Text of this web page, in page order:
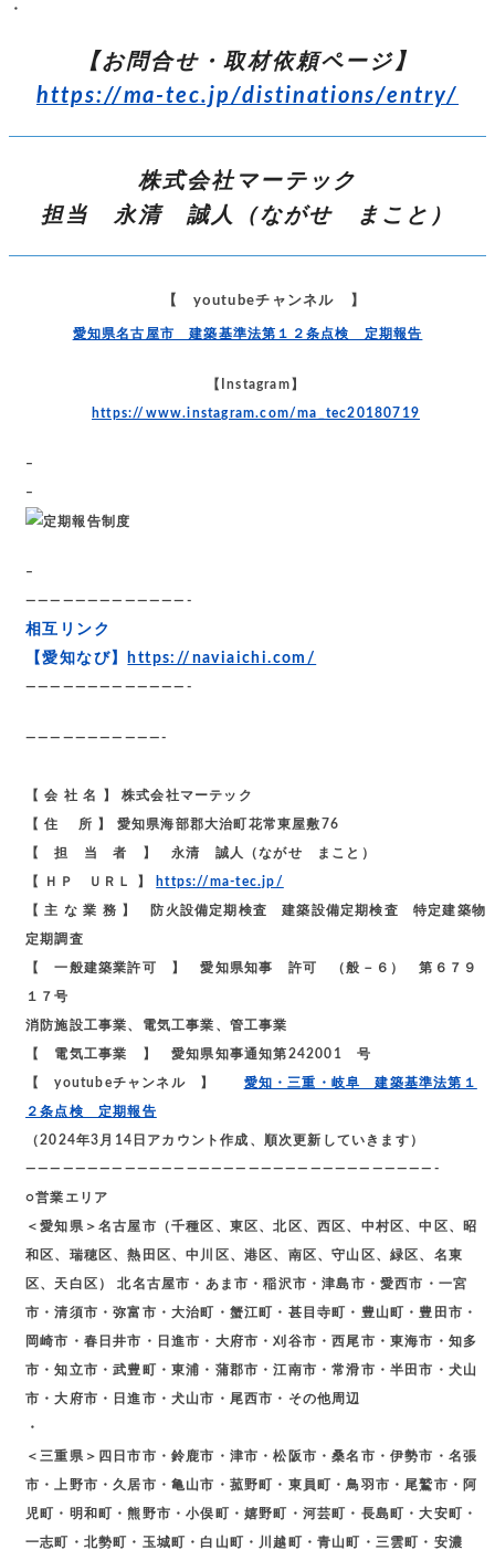
・
【お問合せ・取材依頼ページ】
https://ma-tec.jp/distinations/entry/
株式会社マーテック
担当 永清 誠人（ながせ まこと）
【 youtubeチャンネル 】
愛知県名古屋市 建築基準法第１２条点検 定期報告
【Instagram】
https://www.instagram.com/ma_tec20180719
–
–
–
—————————————-
相互リンク
【愛知なび】
https://naviaichi.com/
—————————————-
———————————-
【 会 社 名 】 株式会社マーテック
【 住 所 】 愛知県海部郡大治町花常東屋敷76
【 担 当 者 】 永清 誠人（ながせ まこと）
【 ＨＰ ＵＲＬ 】 https://ma-tec.jp/
【 主 な 業 務 】 防火設備定期検査 建築設備定期検査 特定建築物
定期調査
【 一般建築業許可 】 愛知県知事 許可 （般－６） 第６７９
１７号
消防施設工事業、電気工事業、管工事業
【 電気工事業 】 愛知県知事通知第242001 号
【 youtubeチャンネル 】 愛知・三重・岐阜 建築基準法第１
２条点検 定期報告
（2024年3月14日アカウント作成、順次更新していきます）
—————————————————————————————————-
○営業エリア
＜愛知県＞名古屋市（千種区、東区、北区、西区、中村区、中区、昭
和区、瑞穂区、熱田区、中川区、港区、南区、守山区、緑区、名東
区、天白区） 北名古屋市・あま市・稲沢市・津島市・愛西市・一宮
市・清須市・弥富市・大治町・蟹江町・甚目寺町・豊山町・豊田市・
岡崎市・春日井市・日進市・大府市・刈谷市・西尾市・東海市・知多
市・知立市・武豊町・東浦・蒲郡市・江南市・常滑市・半田市・犬山
市・大府市・日進市・犬山市・尾西市・その他周辺
・
＜三重県＞四日市市・鈴鹿市・津市・松阪市・桑名市・伊勢市・名張
市・上野市・久居市・亀山市・菰野町・東員町・鳥羽市・尾鷲市・阿
児町・明和町・熊野市・小俣町・嬉野町・河芸町・長島町・大安町・
一志町・北勢町・玉城町・白山町・川越町・青山町・三雲町・安濃